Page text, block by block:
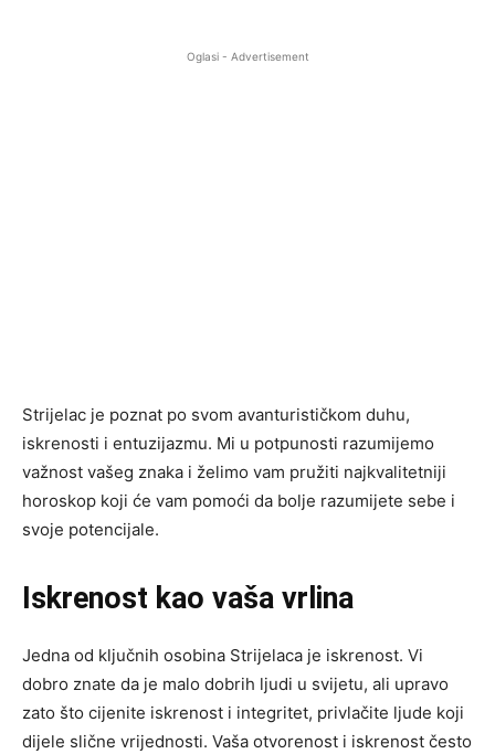
Oglasi - Advertisement
Strijelac je poznat po svom avanturističkom duhu,
iskrenosti i entuzijazmu. Mi u potpunosti razumijemo
važnost vašeg znaka i želimo vam pružiti najkvalitetniji
horoskop koji će vam pomoći da bolje razumijete sebe i
svoje potencijale.
Iskrenost kao vaša vrlina
Jedna od ključnih osobina Strijelaca je iskrenost. Vi
dobro znate da je malo dobrih ljudi u svijetu, ali upravo
zato što cijenite iskrenost i integritet, privlačite ljude koji
dijele slične vrijednosti. Vaša otvorenost i iskrenost često